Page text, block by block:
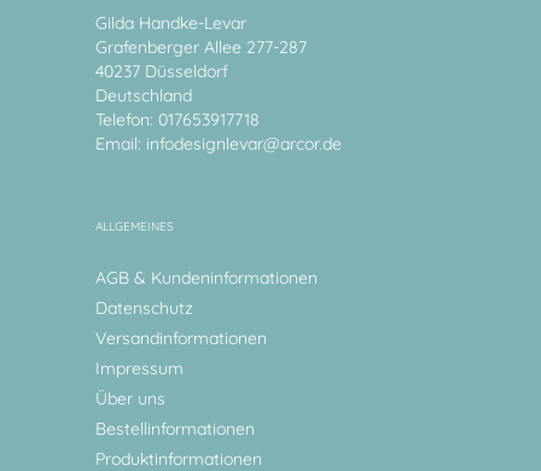
Gilda Handke-Levar
Grafenberger Allee 277-287
40237 Düsseldorf
Deutschland
Telefon: 017653917718
Email: infodesignlevar@arcor.de
ALLGEMEINES
AGB & Kundeninformationen
Datenschutz
Versandinformationen
Impressum
Über uns
Bestellinformationen
Produktinformationen